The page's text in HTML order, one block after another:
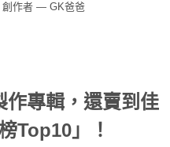
創作者 — GK爸爸
作專輯，還賣到佳
Top10」！